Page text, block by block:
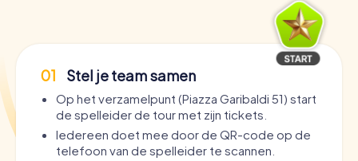
01 Stel je team samen
Op het verzamelpunt (Piazza Garibaldi 51) start
de spelleider de tour met zijn tickets.
Iedereen doet mee door de QR-code op de
telefoon van de spelleider te scannen.